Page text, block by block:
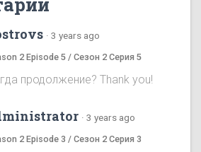
· 3 years ago
2 Episode 5 / Сезон 2 Серия 5
продолжение? Thank you!
· 3 years ago
2 Episode 3 / Сезон 2 Серия 3